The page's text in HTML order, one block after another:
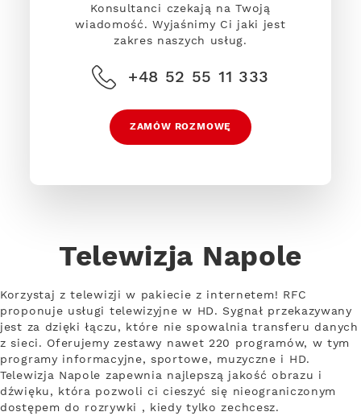
Konsultanci czekają na Twoją
wiadomość. Wyjaśnimy Ci jaki jest
zakres naszych usług.
+48 52 55 11 333
ZAMÓW ROZMOWĘ
Telewizja Napole
Korzystaj z telewizji w pakiecie z internetem! RFC
proponuje usługi telewizyjne w HD. Sygnał przekazywany
jest za dzięki łączu, które nie spowalnia transferu danych
z sieci. Oferujemy zestawy nawet 220 programów, w tym
programy informacyjne, sportowe, muzyczne i HD.
Telewizja Napole zapewnia najlepszą jakość obrazu i
dźwięku, która pozwoli ci cieszyć się nieograniczonym
dostępem do rozrywki , kiedy tylko zechcesz.